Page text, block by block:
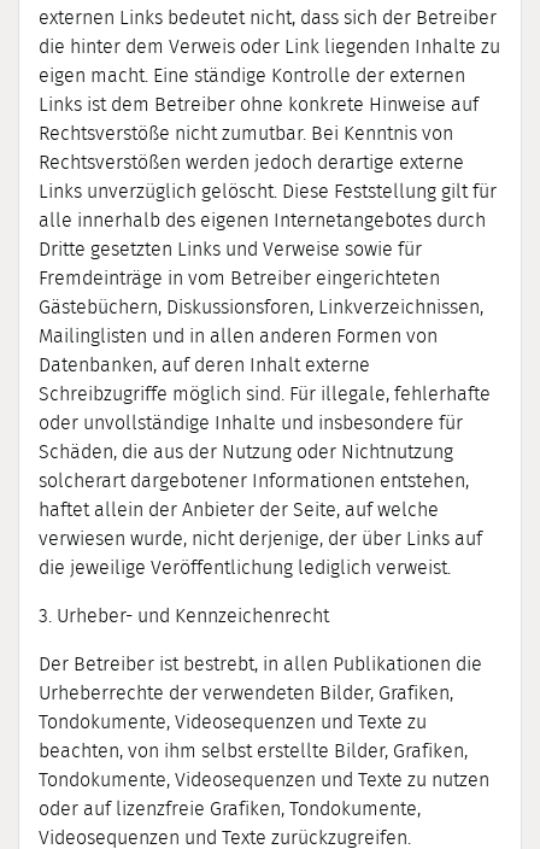
externen Links bedeutet nicht, dass sich der Betreiber
die hinter dem Verweis oder Link liegenden Inhalte zu
eigen macht. Eine ständige Kontrolle der externen
Links ist dem Betreiber ohne konkrete Hinweise auf
Rechtsverstöße nicht zumutbar. Bei Kenntnis von
Rechtsverstößen werden jedoch derartige externe
Links unverzüglich gelöscht. Diese Feststellung gilt für
alle innerhalb des eigenen Internetangebotes durch
Dritte gesetzten Links und Verweise sowie für
Fremdeinträge in vom Betreiber eingerichteten
Gästebüchern, Diskussionsforen, Linkverzeichnissen,
Mailinglisten und in allen anderen Formen von
Datenbanken, auf deren Inhalt externe
Schreibzugriffe möglich sind. Für illegale, fehlerhafte
oder unvollständige Inhalte und insbesondere für
Schäden, die aus der Nutzung oder Nichtnutzung
solcherart dargebotener Informationen entstehen,
haftet allein der Anbieter der Seite, auf welche
verwiesen wurde, nicht derjenige, der über Links auf
die jeweilige Veröffentlichung lediglich verweist.
3. Urheber- und Kennzeichenrecht
Der Betreiber ist bestrebt, in allen Publikationen die
Urheberrechte der verwendeten Bilder, Grafiken,
Tondokumente, Videosequenzen und Texte zu
beachten, von ihm selbst erstellte Bilder, Grafiken,
Tondokumente, Videosequenzen und Texte zu nutzen
oder auf lizenzfreie Grafiken, Tondokumente,
Videosequenzen und Texte zurückzugreifen.